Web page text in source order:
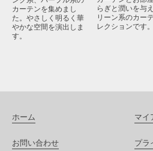
カーテンを集めまし
た。やさしく明るく華
やかな空間を演出しま
す。
らぎと潤いを与
リーン系のカー
レクションです。
ホーム マイ
お問い合わせ プラ